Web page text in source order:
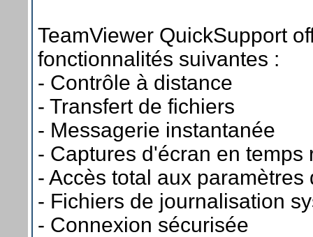
TeamViewer QuickSupport
fonctionnalités suivantes :
- Contrôle à distance
- Transfert de fichiers
- Messagerie instantanée
- Captures d'écran en temps
- Accès total aux
- Fichiers de journalisation
- Connexion sécurisée